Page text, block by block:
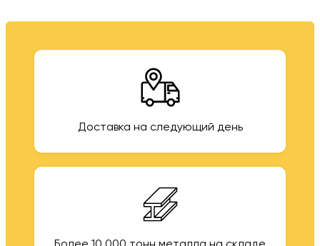
Доставка на следующий день